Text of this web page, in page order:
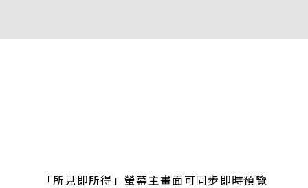
「所見即所得」螢幕主畫面可同步即時預覽